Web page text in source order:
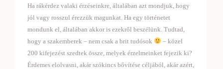
Ha rákérdez valaki érzéseinkre, általában azt mondjuk, hogy
jól vagy rosszul érezzük magunkat. Ha egy történetet
mondunk el, általában akkor is ezekről beszélünk. Tudtad,
hogy a szakemberek – nem csak a brit tudósok
– közel
200 kifejezést szedtek össze, melyek érzelmeinket fejezik ki?
Érdemes elolvasni, akár szókincs bővítése céljából, akár azért,